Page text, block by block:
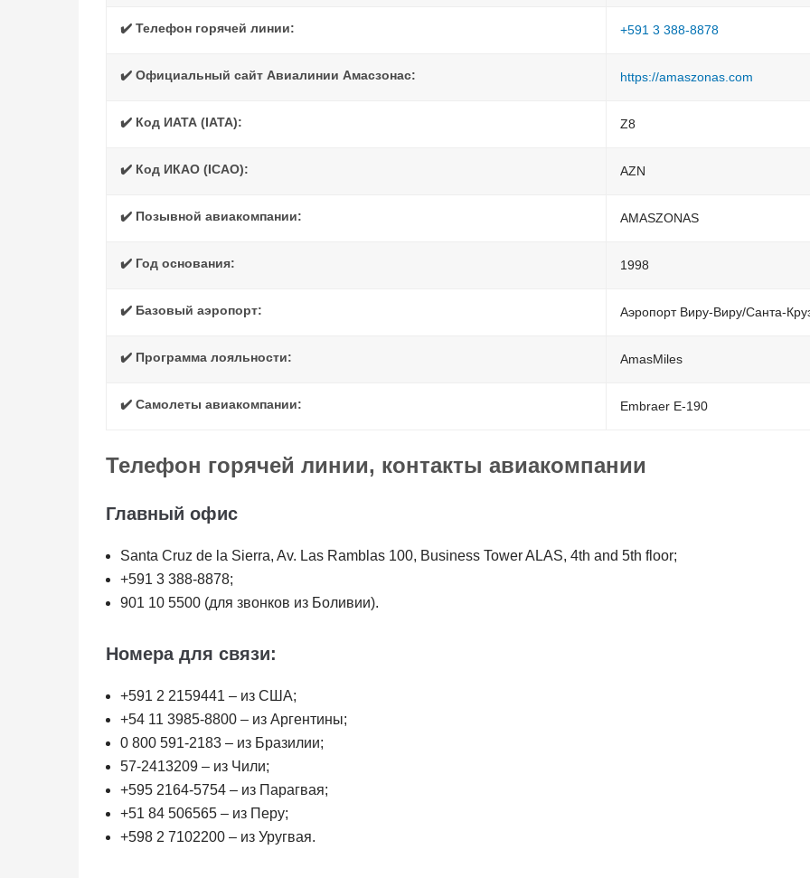
✔️ Телефон горячей линии: +591 3 388-8878
✔️ Официальный сайт Авиалинии Амасзонас: https://amaszonas.com
✔️ Код ИАТА (IATA): Z8
✔️ Код ИКАО (ICAO): AZN
✔️ Позывной авиакомпании: AMASZONAS
✔️ Год основания: 1998
✔️ Базовый аэропорт: Аэропорт Виру-Виру/Санта-
✔️ Программа лояльности: AmasMiles
✔️ Самолеты авиакомпании: Embraer E-190
Телефон горячей линии, контакты авиакомпании
Главный офис
Santa Cruz de la Sierra, Av. Las Ramblas 100, Business Tower ALAS, 4th and 5th floor;
+591 3 388-8878;
901 10 5500 (для звонков из Боливии).
Номера для связи:
+591 2 2159441 – из США;
+54 11 3985-8800 – из Аргентины;
0 800 591-2183 – из Бразилии;
57-2413209 – из Чили;
+595 2164-5754 – из Парагвая;
+51 84 506565 – из Перу;
+598 2 7102200 – из Уругвая.